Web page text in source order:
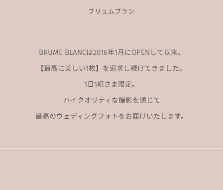
BRUME BLANCは2016年1月にOPENして以来、
【最高に美しい1枚】を追求し続けてきました。
1日1組さま限定。
ハイクオリティな撮影を通じて
最高のウェディングフォトをお届けいたします。